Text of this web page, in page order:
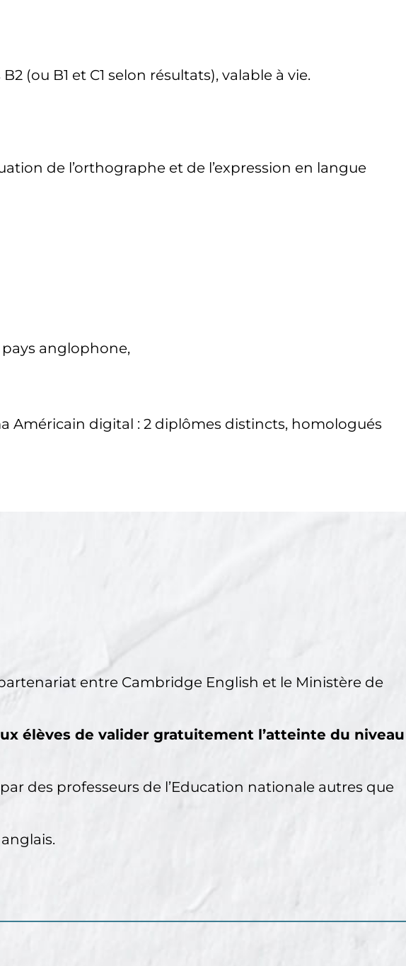
(ou B1 et C1 selon résultats), valable à vie.
de l’orthographe et de l’expression en langue
anglophone,
Américain digital : 2 diplômes distincts, homologués
entre Cambridge English et le Ministère de
élèves de valider gratuitement l’atteinte du niveau
des professeurs de l’Education nationale autres que